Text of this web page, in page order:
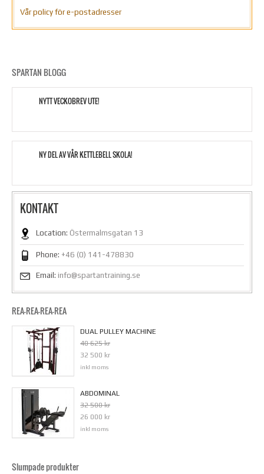
Vår policy för e-postadresser
SPARTAN BLOGG
NYTT VECKOBREV UTE!
NY DEL AV VÅR KETTLEBELL SKOLA!
KONTAKT
Location: Östermalmsgatan 13
Phone: +46 (0) 141-478830
Email: info@spartantraining.se
REA-REA-REA-REA
DUAL PULLEY MACHINE
40 625 kr
32 500 kr
inkl moms
ABDOMINAL
32 500 kr
26 000 kr
inkl moms
Slumpade produkter